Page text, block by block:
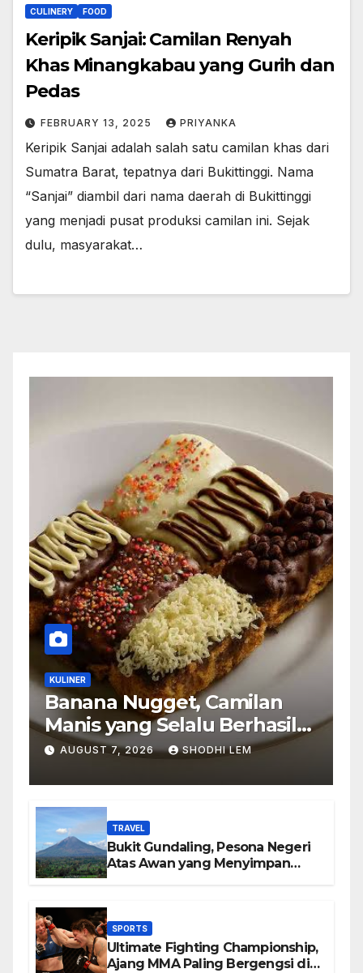
CULINERY FOOD
Keripik Sanjai: Camilan Renyah
Khas Minangkabau yang Gurih dan
Pedas
FEBRUARY 13, 2025 PRIYANKA
Keripik Sanjai adalah salah satu camilan khas dari
Sumatra Barat, tepatnya dari Bukittinggi. Nama
“Sanjai” diambil dari nama daerah di Bukittinggi
yang menjadi pusat produksi camilan ini. Sejak
dulu, masyarakat…
KULINER
Banana Nugget, Camilan
Manis yang Selalu Berhasil
Menghadirkan Kebahagiaan
AUGUST 7, 2026 SHODHI LEM
TRAVEL
Bukit Gundaling, Pesona Negeri
Atas Awan yang Menyimpan
SPORTS
Ultimate Fighting Championship,
Ajang MMA Paling Bergengsi di